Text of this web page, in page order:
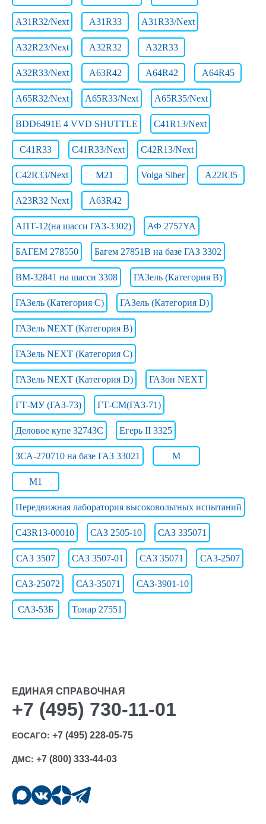
A31R32/Next A31R33 A31R33/Next
A32R23/Next A32R32 A32R33
A32R33/Next A63R42 A64R42 A64R45
A65R32/Next A65R33/Next A65R35/Next
BDD6491E 4 VVD SHUTTLE C41R13/Next
C41R33 C41R33/Next C42R13/Next
C42R33/Next M21 Volga Siber А22R35
А23R32 Next А63R42
АПТ-12(на шасси ГАЗ-3302) АФ 2757YA
БАГЕМ 278550 Багем 27851В на базе ГАЗ 3302
ВМ-32841 на шасси 3308 ГАЗель (Категория B)
ГАЗель (Категория C) ГАЗель (Категория D)
ГАЗель NEXT (Категория B)
ГАЗель NEXT (Категория C)
ГАЗель NEXT (Категория D) ГАЗон NEXT
ГТ-МУ (ГАЗ-73) ГТ-СМ(ГАЗ-71)
Деловое купе 32743С Егерь II 3325
ЗСА-270710 на базе ГАЗ 33021 М
М1
Передвижная лаборатория высоковольтных испытаний
С43R13-00010 САЗ 2505-10 САЗ 335071
САЗ 3507 САЗ 3507-01 САЗ 35071 САЗ-2507
САЗ-25072 САЗ-35071 САЗ-3901-10
САЗ-53Б Тонар 27551
ЕДИНАЯ СПРАВОЧНАЯ
+7 (495) 730-11-01
ЕОСАГО: +7 (495) 228-05-75
ДМС: +7 (800) 333-44-03